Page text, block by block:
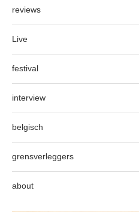
reviews
Live
festival
interview
belgisch
grensverleggers
about